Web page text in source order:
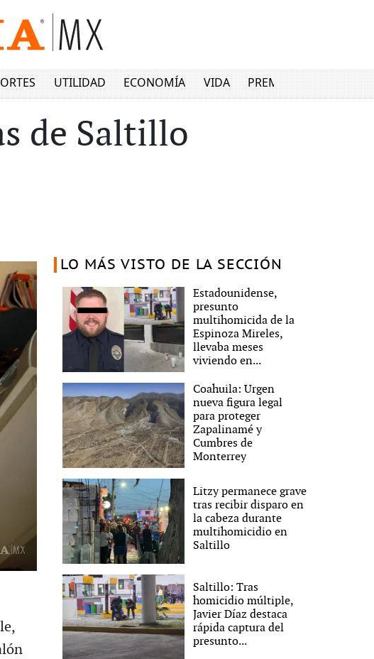
UTILIDAD ECONOMÍA VIDA PREMIUM
de Saltillo
LO MÁS VISTO DE LA SECCIÓN
Estadounidense,
presunto
multihomicida de la
Espinoza Mireles,
llevaba meses
viviendo en...
Coahuila: Urgen
nueva figura legal
para proteger
Zapalinamé y
Cumbres de
Monterrey
Litzy permanece grave
tras recibir disparo en
la cabeza durante
multihomicidio en
Saltillo
Saltillo: Tras
homicidio múltiple,
Javier Díaz destaca
rápida captura del
presunto...